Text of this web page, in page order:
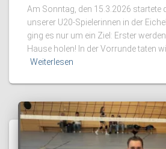
Am Sonntag, den 15.3.2026 startete
unserer U20-Spielerinnen in der
ging es nur um ein Ziel: Erster
Hause holen! In der Vorrunde taten
Weiterlesen